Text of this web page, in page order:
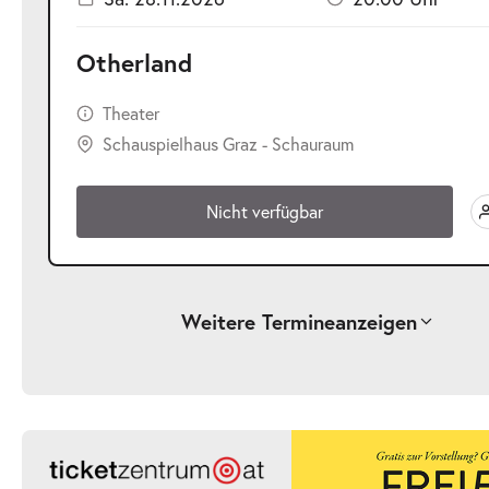
Otherland
Theater
Schauspielhaus Graz - Schauraum
Nicht verfügbar
Weitere Termineanzeigen
20:00 Uhr
Nicht